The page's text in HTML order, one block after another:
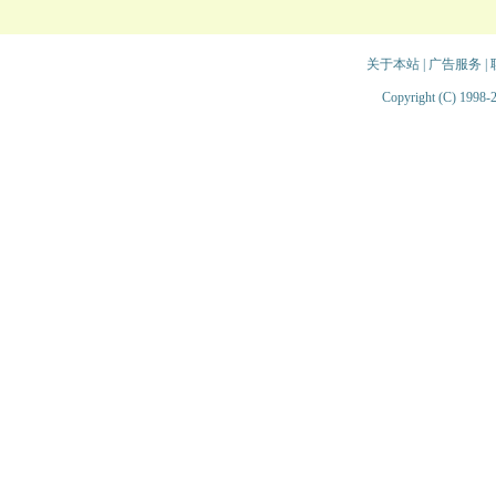
关于本站| 广告服务
Copyright (C) 1998-